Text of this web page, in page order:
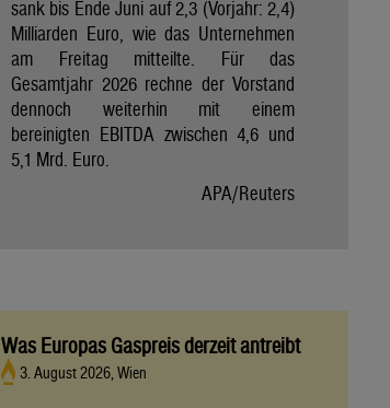
sank bis Ende Juni auf 2,3 (Vorjahr: 2,4)
Milliarden Euro, wie das Unternehmen
am Freitag mitteilte. Für das
Gesamtjahr 2026 rechne der Vorstand
dennoch weiterhin mit einem
bereinigten EBITDA zwischen 4,6 und
5,1 Mrd. Euro.
APA/Reuters
Was Europas Gaspreis derzeit antreibt
3. August 2026, Wien